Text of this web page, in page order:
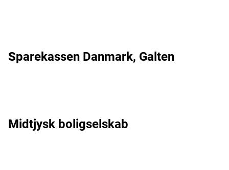
Sparekassen Danmark, Galten
Midtjysk boligselskab